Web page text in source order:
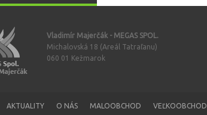
Vladimír Majerčák - MEGAS SPOL.
Michalovská 18 (Areál Tatraľanu)
060 01 Kežmarok
AKTUALITY O NÁS MALOOBCHOD VEĽKOOBCHOD